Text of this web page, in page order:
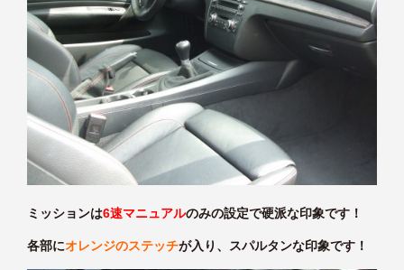
ミッションは6速マニュアルのみの設定で硬派な印象です！
各部にオレンジのステッチが入り、スパルタンな印象です！